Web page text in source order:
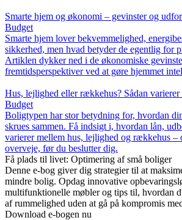
Smarte hjem og økonomi – gevinster og
Budget
Smarte hjem lover bekvemmelighed,
sikkerhed, men hvad betyder de egentlig for
Artiklen dykker ned i de økonomiske
fremtidsperspektiver ved at gøre hjemmet
Hus, lejlighed eller rækkehus? Sådan
Budget
Boligtypen har stor betydning for, hvordan
skrues sammen. Få indsigt i, hvordan lån,
varierer mellem hus, lejlighed og rækkehus –
overveje, før du beslutter dig.
Få plads til livet: Optimering af små boliger
Denne e-bog giver dig strategier til at
mindre bolig. Opdag innovative
multifunktionelle møbler og tips til, hvordan
af rummelighed uden at gå på kompromis
Download e-bogen nu